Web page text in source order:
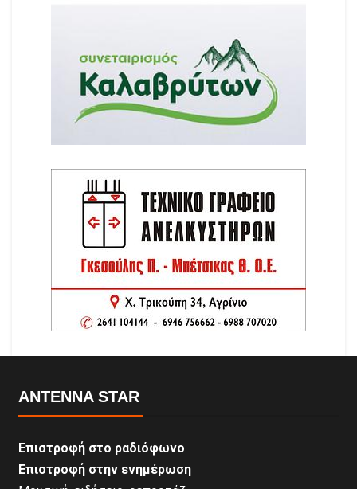
ANTENNA STAR
Επιστροφή στο ραδιόφωνο
Επιστροφή στην ενημέρωση